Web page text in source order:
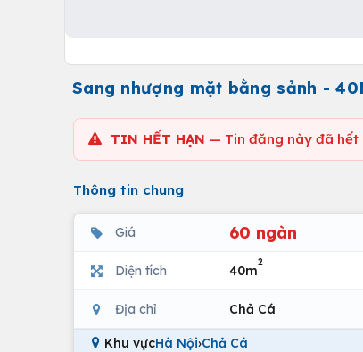
Sang nhượng mặt bằng sảnh -
TIN HẾT HẠN — Tin đăng này đã hết
Thông tin chung
Giá 60 ngàn
Diện tích 40m
2
Địa chỉ Chả Cá
Khu vựcHà Nội›Chả Cá